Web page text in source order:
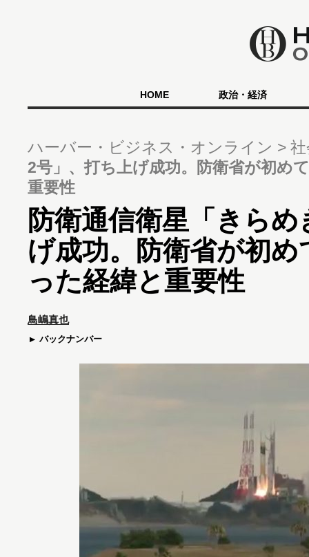
HOME 政治・経済
ハーバー・ビジネス・オンライン
2号」、打ち上げ成功。防衛省が初め
重要性
防衛通信衛星「きら
げ成功。防衛省が初
った経緯と重要性
鳥嶋真也
バックナンバー